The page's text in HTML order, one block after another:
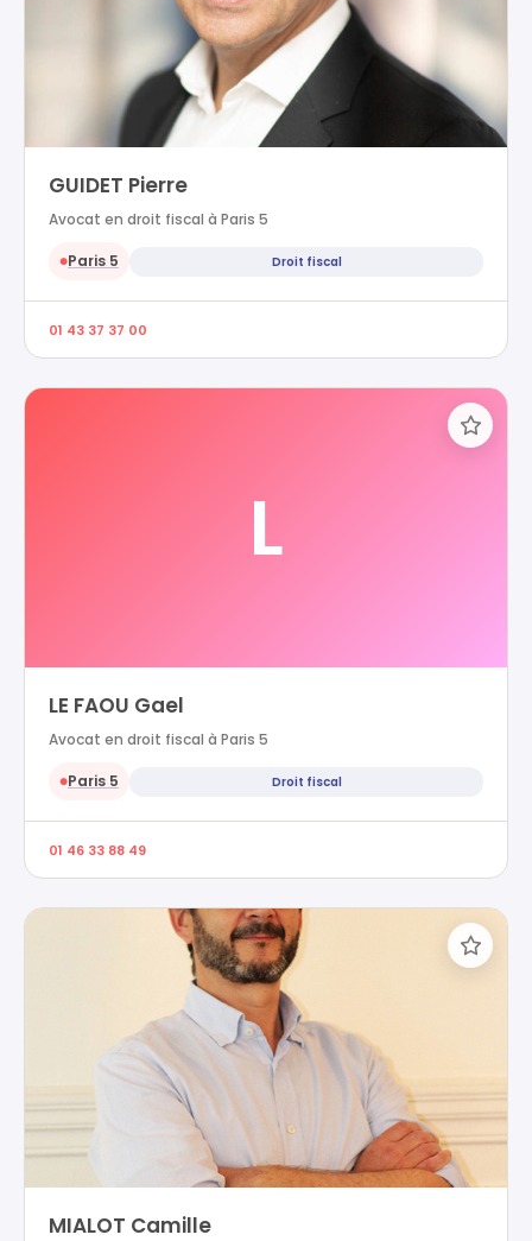
GUIDET Pierre
Avocat en droit fiscal à Paris 5
●Paris 5 Droit fiscal
01 43 37 37 00
L
LE FAOU Gael
Avocat en droit fiscal à Paris 5
●Paris 5 Droit fiscal
01 46 33 88 49
MIALOT Camille